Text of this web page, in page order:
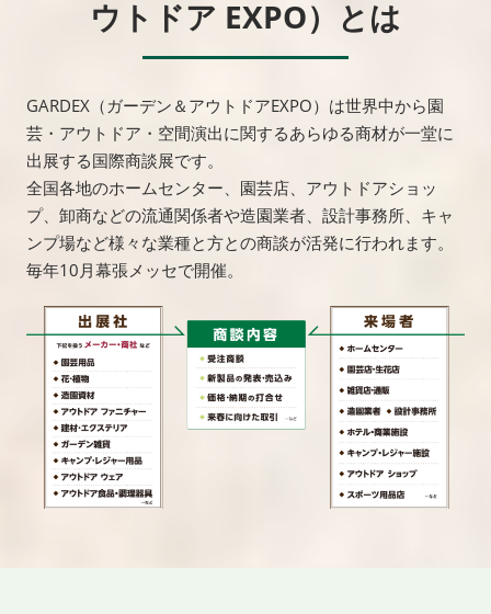
ウトドア EXPO）とは
GARDEX（ガーデン＆アウトドアEXPO）は世界中から園
芸・アウトドア・空間演出に関するあらゆる商材が一堂に
出展する国際商談展です。
全国各地のホームセンター、園芸店、アウトドアショッ
プ、卸商などの流通関係者や造園業者、設計事務所、キャ
ンプ場など様々な業種と方との商談が活発に行われます。
毎年10月幕張メッセで開催。